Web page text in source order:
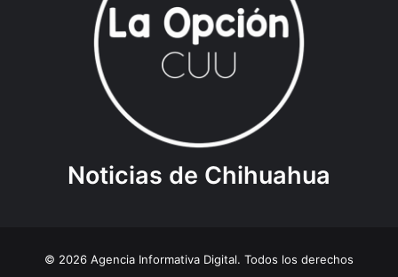
Noticias de Chihuahua
© 2026 Agencia Informativa Digital. Todos los derechos